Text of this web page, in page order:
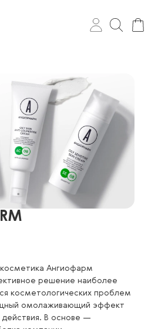
Ангиофарм
решение наиболее
косметологических проблем
омолаживающий эффект
действия. В основе —